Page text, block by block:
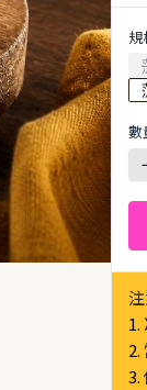
規
數
1.
2.
3.